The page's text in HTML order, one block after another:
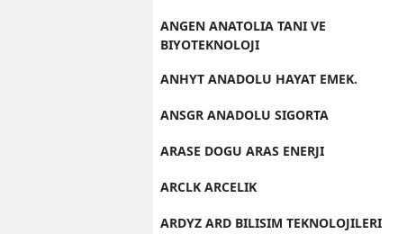
ANGEN ANATOLIA TANI VE
BIYOTEKNOLOJI
ANHYT ANADOLU HAYAT EMEK.
ANSGR ANADOLU SIGORTA
ARASE DOGU ARAS ENERJI
ARCLK ARCELIK
ARDYZ ARD BILISIM TEKNOLOJILERI